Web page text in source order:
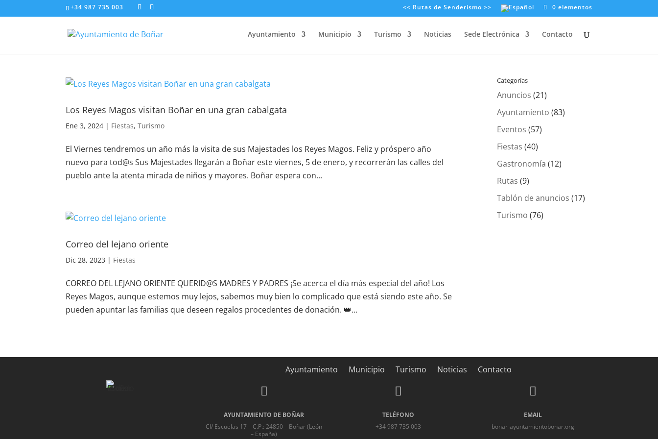
+34 987 735 003 << Rutas de Senderismo >> 0 elementos
Ayuntamiento Municipio Turismo Noticias Sede Electrónica Contacto
Los Reyes Magos visitan Boñar en una gran cabalgata
Ene 3, 2024 | Fiestas,Turismo
El Viernes tendremos un año más la visita de sus Majestades los Reyes Magos. Feliz y próspero año
nuevo para tod@s Sus Majestades llegarán a Boñar este viernes, 5 de enero, y recorrerán las calles del
pueblo ante la atenta mirada de niños y mayores. Boñar espera con...
Correo del lejano oriente
Dic 28, 2023 | Fiestas
CORREO DEL LEJANO ORIENTE QUERID@S MADRES Y PADRES ¡Se acerca el día más especial del año! Los
Reyes Magos, aunque estemos muy lejos, sabemos muy bien lo complicado que está siendo este año. Se
pueden apuntar las familias que deseen regalos procedentes de donación. 👑...
Categorías
Anuncios (21)
Ayuntamiento (83)
Eventos (57)
Fiestas (40)
Gastronomía (12)
Rutas (9)
Tablón de anuncios (17)
Turismo (76)
Ayuntamiento Municipio Turismo Noticias Contacto

AYUNTAMIENTO DE BOÑAR
Cl/ Escuelas 17 – C.P.: 24850 – Boñar (León
– España)

TELÉFONO
+34 987 735 003

EMAIL
bonar-ayuntamientobonar.org